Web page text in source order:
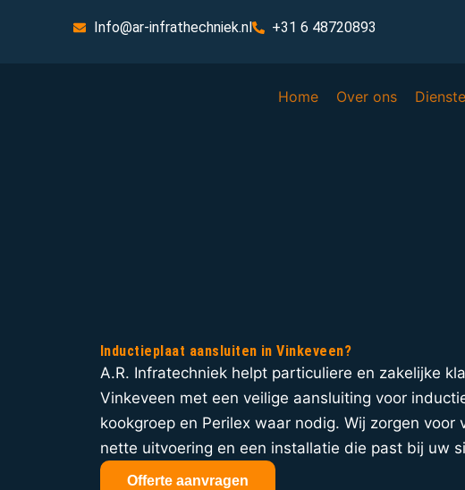
Info@ar-infrathechniek.nl +31 6 48720893
Home Over ons
Inductieplaat aansluiten in Vinkeveen?
A.R. Infratechniek helpt particuliere en zakelijke
Vinkeveen met een veilige aansluiting voor
kookgroep en Perilex waar nodig. Wij zorgen voor
nette uitvoering en een installatie die past bij uw
Offerte aanvragen